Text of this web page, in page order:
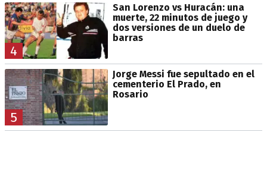
4
San Lorenzo vs Huracán: una
muerte, 22 minutos de juego y
dos versiones de un duelo de
barras
5
Jorge Messi fue sepultado en el
cementerio El Prado, en
Rosario